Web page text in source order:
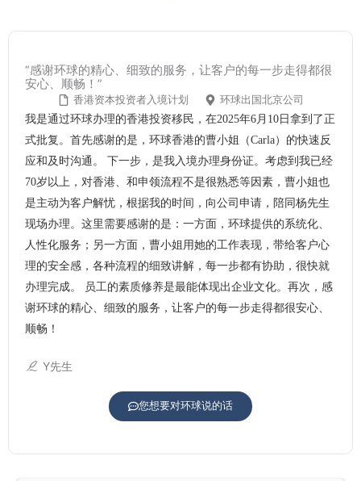
“感谢环球的精心、细致的服务，让客户的每一步走得都很
安心、顺畅！”
香港资本投资者入境计划 环球出国北京公司
我是通过环球办理的香港投资移民，在2025年6月10日拿到了正
式批复。首先感谢的是，环球香港的曹小姐（Carla）的快速反
应和及时沟通。 下一步，是我入境办理身份证。考虑到我已经
70岁以上，对香港、和申领流程不是很熟悉等因素，曹小姐也
是主动为客户解忧，根据我的时间，向公司申请，陪同杨先生
现场办理。这里需要感谢的是：一方面，环球提供的系统化、
人性化服务；另一方面，曹小姐用她的工作表现，带给客户心
理的安全感，各种流程的细致讲解，每一步都有协助，很快就
办理完成。 员工的素质修养是最能体现出企业文化。再次，感
谢环球的精心、细致的服务，让客户的每一步走得都很安心、
顺畅！
Y先生
您想要对环球说的话